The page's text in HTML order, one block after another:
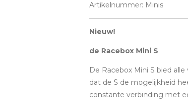
Artikelnummer: Minis
Nieuw!
de Racebox Mini S
De Racebox Mini S bied
dat de S de mogelijkheid
constante verbinding met